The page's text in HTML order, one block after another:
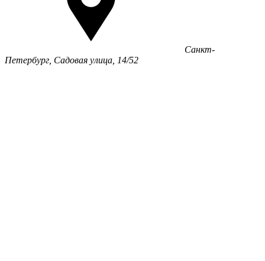
Санкт-
Петербург, Садовая улица, 14/52